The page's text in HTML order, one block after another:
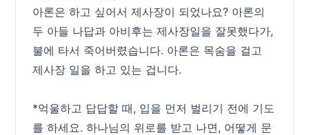
아론은 하고 싶어서 제사장이 되었나요? 아론의
두 아들 나답과 아비후는 제사장일을 잘못했다가,
불에 타서 죽어버렸습니다. 아론은 목숨을 걸고
제사장 일을 하고 있는 겁니다.
*억울하고 답답할 때, 입을 먼저 벌리기 전에 기도
를 하세요. 하나님의 위로를 받고 나면, 어떻게 문